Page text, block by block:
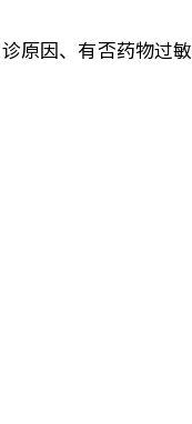
原因、有否药物过